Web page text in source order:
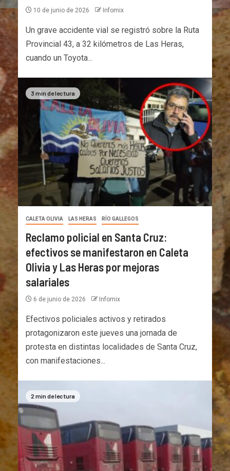
10 de junio de 2026 Infomix
Un grave accidente vial se registró sobre la Ruta
Provincial 43, a 32 kilómetros de Las Heras,
cuando un Toyota...
3 min de lectura
CALETA OLIVIA LAS HERAS RÍO GALLEGOS
Reclamo policial en Santa Cruz:
efectivos se manifestaron en Caleta
Olivia y Las Heras por mejoras
salariales
6 de junio de 2026 Infomix
Efectivos policiales activos y retirados
protagonizaron este jueves una jornada de
protesta en distintas localidades de Santa Cruz,
con manifestaciones...
2 min de lectura